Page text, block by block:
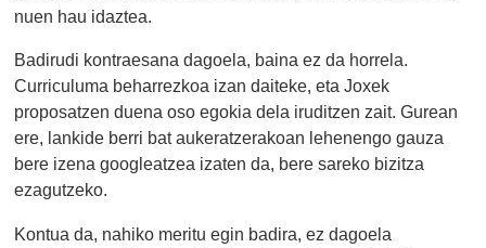
nuen hau idaztea.
Badirudi kontraesana dagoela, baina ez da horrela.
Curriculuma beharrezkoa izan daiteke, eta Joxek
proposatzen duena oso egokia dela iruditzen zait. Gurean
ere, lankide berri bat aukeratzerakoan lehenengo gauza
bere izena googleatzea izaten da, bere sareko bizitza
ezagutzeko.
Kontua da, nahiko meritu egin badira, ez dagoela